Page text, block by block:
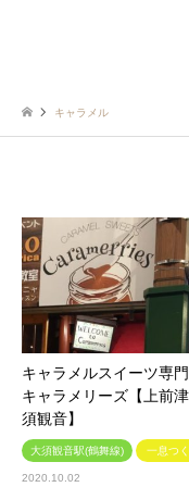
キャラメル
キャラメルスイーツ専門
キャラメリーズ【上前
須観音】
大須観音駅(鶴舞線) 一息つく
2020.10.02